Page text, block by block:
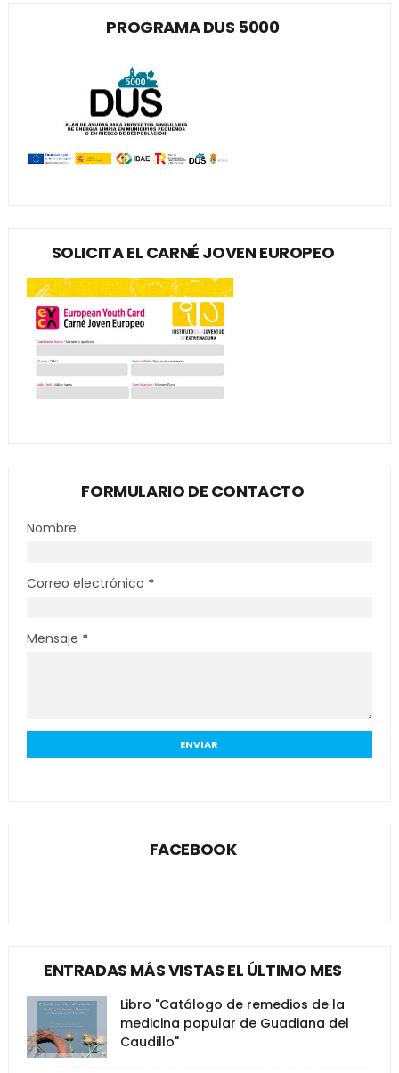
PROGRAMA DUS 5000
SOLICITA EL CARNÉ JOVEN EUROPEO
FORMULARIO DE CONTACTO
Nombre
Correo electrónico *
Mensaje *
FACEBOOK
ENTRADAS MÁS VISTAS EL ÚLTIMO MES
Libro "Catálogo de remedios de la
medicina popular de Guadiana del
Caudillo"